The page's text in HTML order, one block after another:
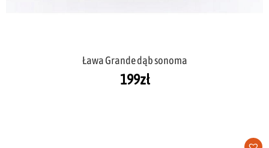
Ława Grande dąb sonoma
199zł